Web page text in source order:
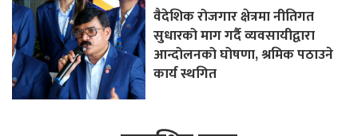
वैदेशिक रोजगार क्षेत्रमा नीतिगत
सुधारको माग गर्दै व्यवसायीद्वारा
आन्दोलनको घोषणा, श्रमिक पठाउने
कार्य स्थगित